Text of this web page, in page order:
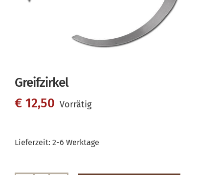
Greifzirkel
€ 12,50 Vorrätig
Lieferzeit: 2-6 Werktage